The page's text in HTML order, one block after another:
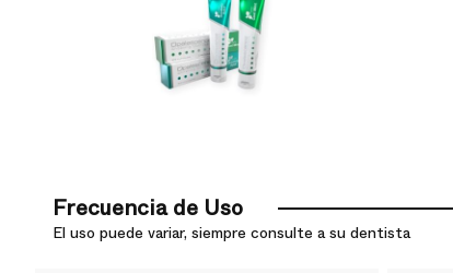
Frecuencia de Uso
El uso puede variar, siempre consulte a su dentista